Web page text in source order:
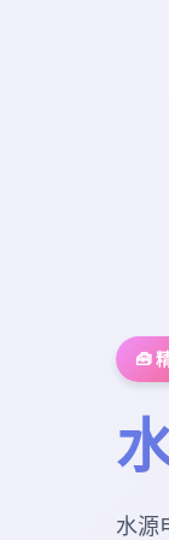
🧰
水源